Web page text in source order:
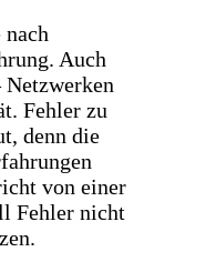
nach
Auch
Netzwerken
Fehler zu
denn die
von einer
Fehler nicht